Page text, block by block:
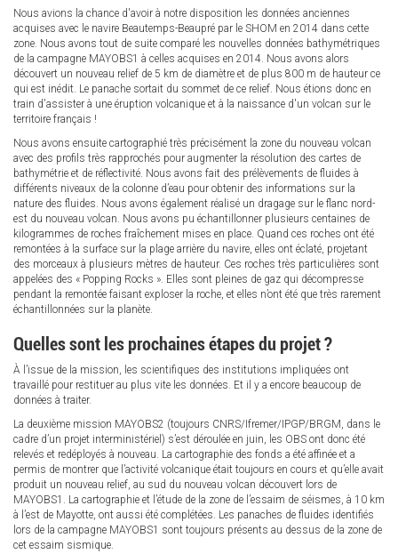
Nous avions la chance d'avoir à notre disposition les données anciennes
acquises avec le navire Beautemps-Beaupré par le SHOM en 2014 dans cette
zone. Nous avons tout de suite comparé les nouvelles données bathymétriques
de la campagne MAYOBS1 à celles acquises en 2014. Nous avons alors
découvert un nouveau relief de 5 km de diamètre et de plus 800 m de hauteur ce
qui est inédit. Le panache sortait du sommet de ce relief. Nous étions donc en
train d'assister à une éruption volcanique et à la naissance d'un volcan sur le
territoire français !
Nous avons ensuite cartographié très précisément la zone du nouveau volcan
avec des profils très rapprochés pour augmenter la résolution des cartes de
bathymétrie et de réflectivité. Nous avons fait des prélèvements de fluides à
différents niveaux de la colonne d’eau pour obtenir des informations sur la
nature des fluides. Nous avons également réalisé un dragage sur le flanc nord-
est du nouveau volcan. Nous avons pu échantillonner plusieurs centaines de
kilogrammes de roches fraîchement mises en place. Quand ces roches ont été
remontées à la surface sur la plage arrière du navire, elles ont éclaté, projetant
des morceaux à plusieurs mètres de hauteur. Ces roches très particulières sont
appelées des « Popping Rocks ». Elles sont pleines de gaz qui décompresse
pendant la remontée faisant exploser la roche, et elles n’ont été que très rarement
échantillonnées sur la planète.
Quelles sont les prochaines étapes du projet ?
À l’issue de la mission, les scientifiques des institutions impliquées ont
travaillé pour restituer au plus vite les données. Et il y a encore beaucoup de
données à traiter.
La deuxième mission MAYOBS2 (toujours CNRS/Ifremer/IPGP/BRGM, dans le
cadre d’un projet interministériel) s’est déroulée en juin, les OBS ont donc été
relevés et redéployés à nouveau. La cartographie des fonds a été affinée et a
permis de montrer que l’activité volcanique était toujours en cours et qu’elle avait
produit un nouveau relief, au sud du nouveau volcan découvert lors de
MAYOBS1. La cartographie et l’étude de la zone de l’essaim de séismes, à 10 km
à l’est de Mayotte, ont aussi été complétées. Les panaches de fluides identifiés
lors de la campagne MAYOBS1 sont toujours présents au dessus de la zone de
cet essaim sismique.